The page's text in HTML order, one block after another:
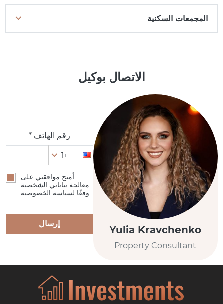
المجمعات السكنية
الاتصال بوكيل
Yulia Kravchenko
Property Consultant
رقم الهاتف *
+1
أمنح موافقتي على
معالجة بياناتي الشخصية
وفقًا لسياسة الخصوصية
إرسال